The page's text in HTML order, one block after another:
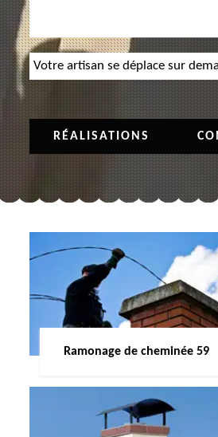
Votre artisan se déplace sur
RÉALISATIONS
Ramonage de cheminée 59